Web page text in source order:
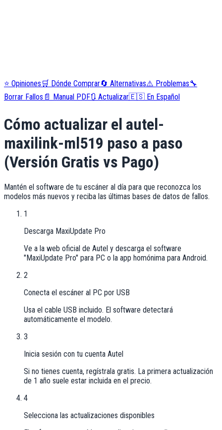
⭐ Opiniones 🛒 Dónde Comprar🔄 Alternativas⚠️ Problemas🔧
Borrar Fallos 📄 Manual PDF🔃 Actualizar🇪🇸 En Español
Cómo actualizar el autel-
maxilink-ml519 paso a paso
(Versión Gratis vs Pago)
Mantén el software de tu escáner al día para que reconozca los
modelos más nuevos y reciba las últimas bases de datos de fallos.
1
Descarga MaxiUpdate Pro
Ve a la web oficial de Autel y descarga el software
"MaxiUpdate Pro" para PC o la app homónima para Android.
2
Conecta el escáner al PC por USB
Usa el cable USB incluido. El software detectará
automáticamente el modelo.
3
Inicia sesión con tu cuenta Autel
Si no tienes cuenta, regístrala gratis. La primera actualización
de 1 año suele estar incluida en el precio.
4
Selecciona las actualizaciones disponibles